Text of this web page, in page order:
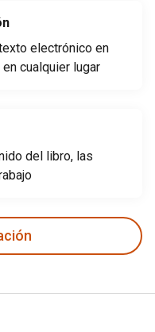
electrónico en
cualquier lugar
del libro, las